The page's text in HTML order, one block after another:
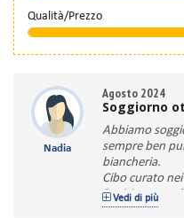
Qualità/Prezzo
Nadia
Agosto 2024
Soggiorno
Abbiamo
sempre ben
biancheria.
Cibo curato
Posizione
inclusa
Vedi di più